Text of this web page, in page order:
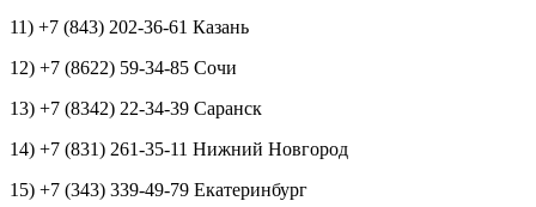
11) +7 (843) 202-36-61 Казань
12) +7 (8622) 59-34-85 Сочи
13) +7 (8342) 22-34-39 Саранск
14) +7 (831) 261-35-11 Нижний Новгород
15) +7 (343) 339-49-79 Екатеринбург